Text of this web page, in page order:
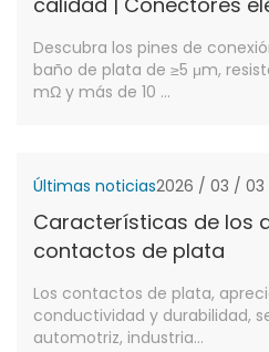
Components
Descubra los pines de
baño de plata de ≥5 μm,
mΩ y más de 10 ...
Últimas noticias2026 / 03 / 03
Características de los
contactos de plata
Los contactos de plata,
conductividad y durabilidad,
automotriz, industria...